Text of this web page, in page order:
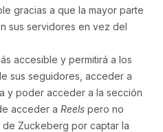
gracias a que la mayor parte
sus servidores en vez del
accesible y permitirá a los
sus seguidores, acceder a
y poder acceder a la sección
acceder a Reels pero no
Zuckeberg por captar la